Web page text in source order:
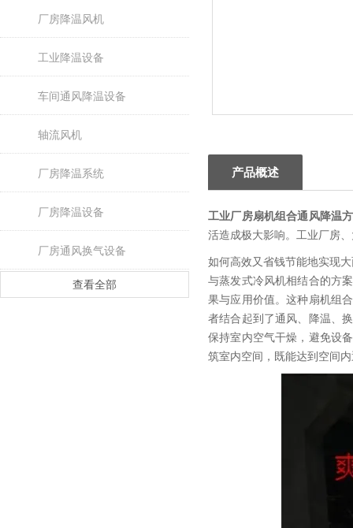
厂房降温风机
工业降温设备
车间通风降温设备
轴流风机
厂房降温系统
厂房降温设备
厂房通风换气设备
查看全部
产品概述
工业厂房扇机组合通风降温
活造成极大影响。工业厂房
如何高效又省钱节能地实现
与蒸发式冷风机相结合的方
果与应用价值。这种扇机组
者结合起到了通风、降温、
保持室内空气干燥，避免设
筑室内空间，既能达到空间